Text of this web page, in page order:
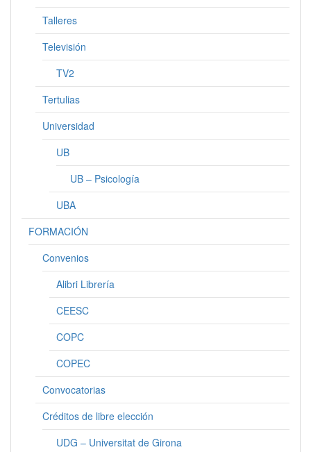
Talleres
Televisión
TV2
Tertulias
Universidad
UB
UB – Psicología
UBA
FORMACIÓN
Convenios
Alibri Librería
CEESC
COPC
COPEC
Convocatorias
Créditos de libre elección
UDG – Universitat de Girona